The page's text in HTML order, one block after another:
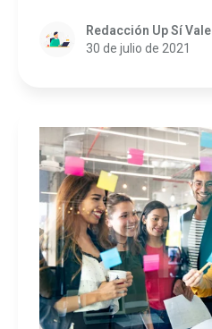
Redacción Up Sí Vale
30 de julio de 2021